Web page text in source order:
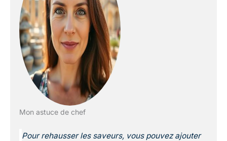
Mon astuce de chef
Pour rehausser les saveurs, vous pouvez ajouter